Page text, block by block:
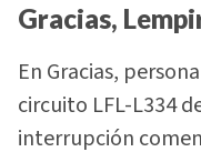
Gracias,
En Gracias,
circuito LFL-L334
interrupción